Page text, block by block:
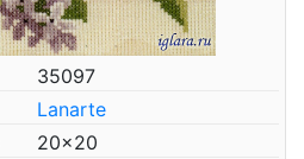
35097
Lanarte
20x20